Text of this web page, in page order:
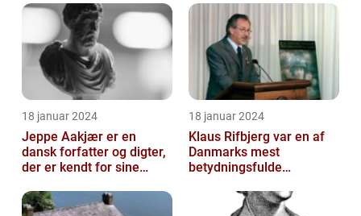
18 januar 2024
Jeppe Aakjær er en
dansk forfatter og digter,
der er kendt for sine
18 januar 2024
Klaus Rifbjerg var en af
Danmarks mest
betydningsfulde
lang række bøger i l...